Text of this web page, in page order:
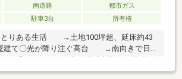
南道路
都市ガス
駐車3台 所有権
りある生活 →土地100坪超、延床約43
建て〇光が降り注ぐ高台 →南向きで日当
不動産ショップ顧客満足度93.7％！●地域